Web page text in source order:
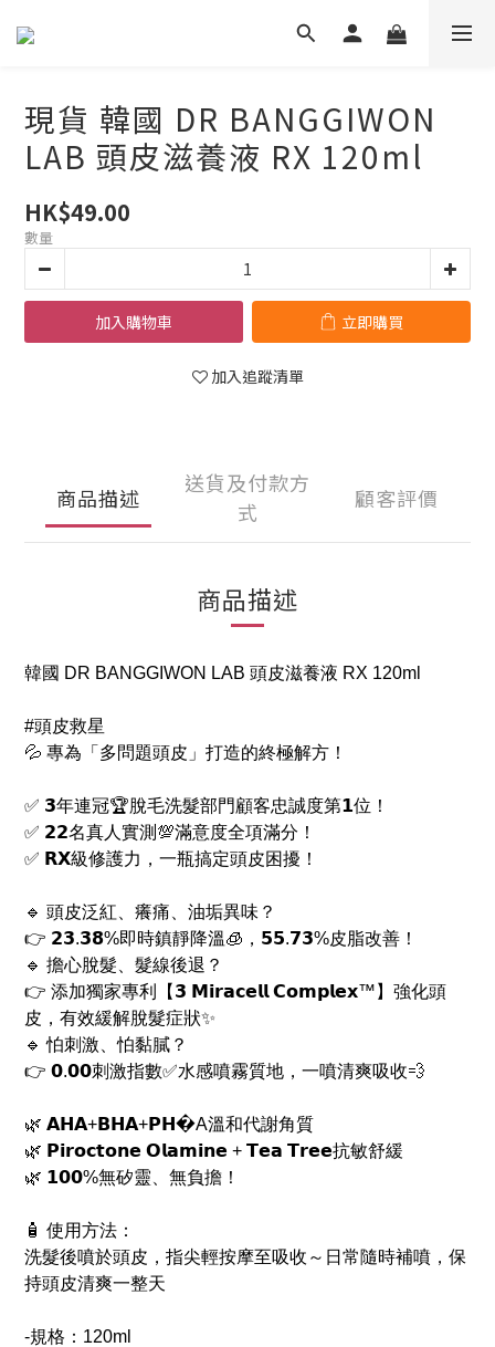
現貨 韓國 DR BANGGIWON
LAB 頭皮滋養液 RX 120ml
HK$49.00
數量
加入購物車 立即購買
加入追蹤清單
商品描述
送貨及付款方
式
顧客評價
商品描述
韓國 DR BANGGIWON LAB 頭皮滋養液 RX 120ml
#頭皮救星
💦 專為「多問題頭皮」打造的終極解方！
✅ 𝟯年連冠🏆脫毛洗髮部門顧客忠誠度第𝟭位！
✅ 𝟮𝟮名真人實測💯滿意度全項滿分！
✅ 𝗥𝗫級修護力，一瓶搞定頭皮困擾！
🔹 頭皮泛紅、癢痛、油垢異味？
👉 𝟮𝟯.𝟯𝟴%即時鎮靜降溫🧊，𝟱𝟱.𝟳𝟯%皮脂改善！
🔹 擔心脫髮、髮線後退？
👉 添加獨家專利【𝟯 𝗠𝗶𝗿𝗮𝗰𝗲𝗹𝗹 𝗖𝗼𝗺𝗽𝗹𝗲𝘅™】強化頭
皮，有效緩解脫髮症狀✨
🔹 怕刺激、怕黏膩？
👉 𝟬.𝟬𝟬刺激指數✅水感噴霧質地，一噴清爽吸收💨
🌿 𝗔𝗛𝗔+𝗕𝗛𝗔+𝗣𝗛�A溫和代謝角質
🌿 𝗣𝗶𝗿𝗼𝗰𝘁𝗼𝗻𝗲 𝗢𝗹𝗮𝗺𝗶𝗻𝗲 + 𝗧𝗲𝗮 𝗧𝗿𝗲𝗲抗敏舒緩
🌿 𝟭𝟬𝟬%無矽靈、無負擔！
🧴 使用方法：
洗髮後噴於頭皮，指尖輕按摩至吸收～日常隨時補噴，保
持頭皮清爽一整天
-規格：120ml